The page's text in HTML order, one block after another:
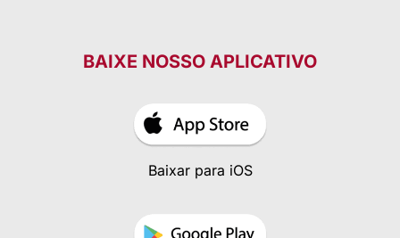
BAIXE NOSSO APLICATIVO
Baixar para iOS